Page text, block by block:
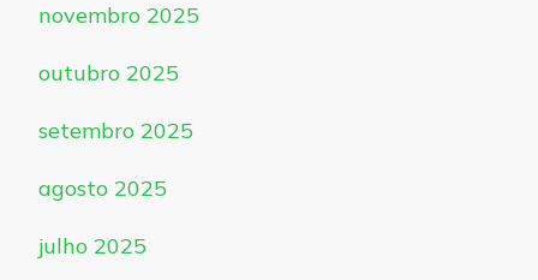
novembro 2025
outubro 2025
setembro 2025
agosto 2025
julho 2025